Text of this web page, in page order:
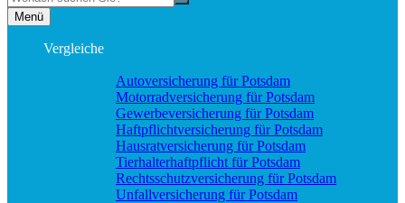
Suche
Menü
Vergleiche
Autoversicherung für Potsdam
Motorradversicherung für Potsdam
Gewerbeversicherung für Potsdam
Haftpflichtversicherung für Potsdam
Hausratversicherung für Potsdam
Tierhalterhaftpflicht für Potsdam
Rechtsschutzversicherung für Potsdam
Unfallversicherung für Potsdam